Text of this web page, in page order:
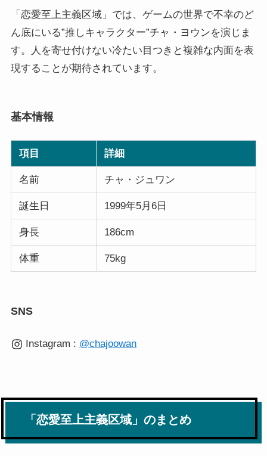
「恋愛至上主義区域」では、ゲームの世界で不幸のど
ん底にいる”推しキャラクター”チャ・ヨウンを演じま
す。人を寄せ付けない冷たい目つきと複雑な内面を表
現することが期待されています。
基本情報
項目 詳細
名前 チャ・ジュワン
誕生日 1999年5月6日
身長 186cm
体重 75kg
SNS
Instagram : @chajoowan
「恋愛至上主義区域」のまとめ